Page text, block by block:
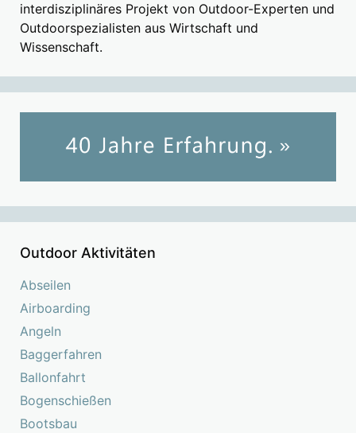
interdisziplinäres Projekt von Outdoor-Experten und
Outdoorspezialisten aus Wirtschaft und
Wissenschaft.
Outdoor Aktivitäten
Abseilen
Airboarding
Angeln
Baggerfahren
Ballonfahrt
Bogenschießen
Bootsbau